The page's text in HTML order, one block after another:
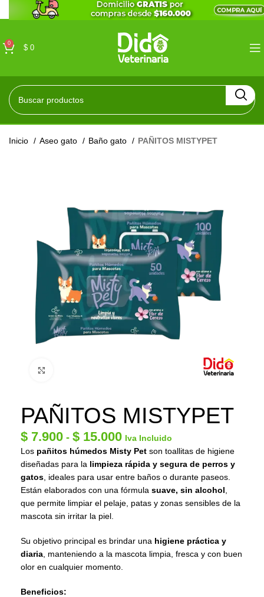
0
$ 0
Inicio Aseo gato Baño gato PAÑITOS MISTYPET
PAÑITOS MISTYPET
$ 7.900 - $ 15.000 Iva Incluido
Los pañitos húmedos Misty Pet son toallitas de higiene
diseñadas para la limpieza rápida y segura de perros y
gatos , ideales para usar entre baños o durante paseos.
Están elaborados con una fórmula suave, sin alcohol
que permite limpiar el pelaje, patas y zonas sensibles de la
mascota sin irritar la piel.
Su objetivo principal es brindar una higiene práctica y
diaria , manteniendo a la mascota limpia, fresca y con buen
olor en cualquier momento.
Beneficios: